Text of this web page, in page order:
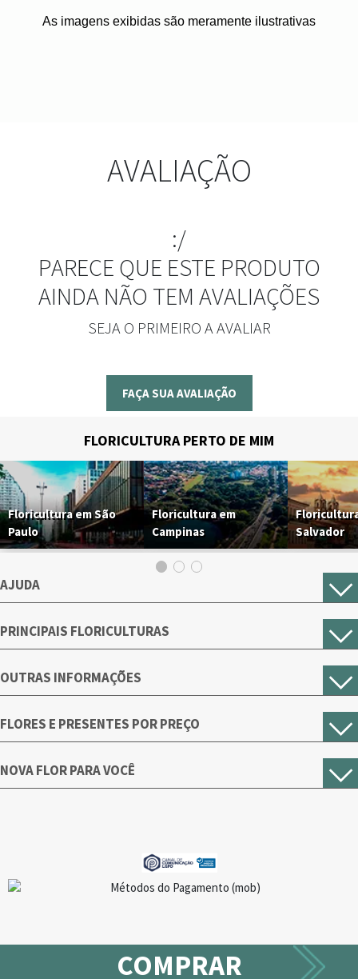
COMPRAR
As imagens exibidas são meramente ilustrativas
AVALIAÇÃO
:/
PARECE QUE ESTE PRODUTO
AINDA NÃO TEM AVALIAÇÕES
SEJA O PRIMEIRO A AVALIAR
FAÇA SUA AVALIAÇÃO
FLORICULTURA PERTO DE MIM
Floricultura em São
Paulo
Floricultura em
Campinas
Salvador
AJUDA
PRINCIPAIS FLORICULTURAS
OUTRAS INFORMAÇÕES
FLORES E PRESENTES POR PREÇO
NOVA FLOR PARA VOCÊ
Apenas 4 produtos em estoque!